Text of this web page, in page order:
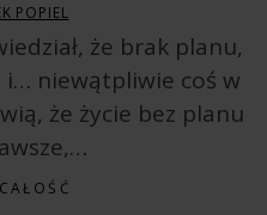
POPIEL
że brak planu,
niewątpliwie coś w
że życie bez planu